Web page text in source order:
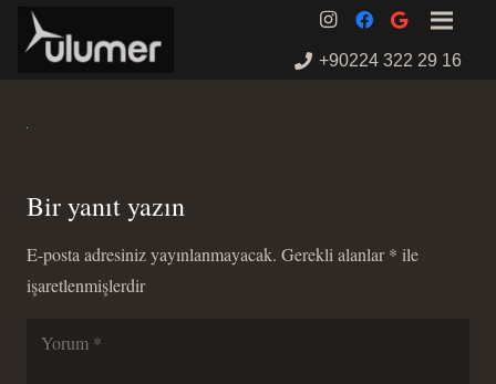
+90224 322 29 16
Bir yanıt yazın
E-posta adresiniz yayınlanmayacak. Gerekli alanlar* ile
işaretlenmişlerdir